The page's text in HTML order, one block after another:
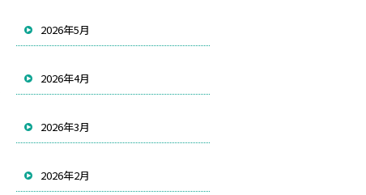
2026年5月
2026年4月
2026年3月
2026年2月